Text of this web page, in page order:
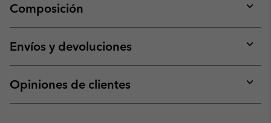
Composición
or
Envíos y devoluciones
or
Opiniones de clientes
or